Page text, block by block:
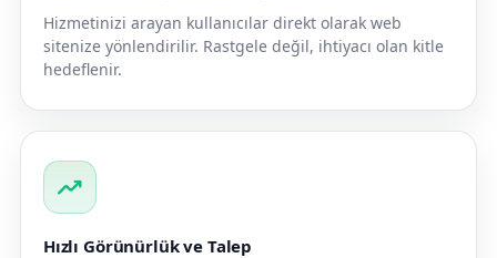
Hizmetinizi arayan kullanıcılar direkt olarak web
sitenize yönlendirilir. Rastgele değil, ihtiyacı olan kitle
hedeflenir.
trending_up
Hızlı Görünürlük ve Talep